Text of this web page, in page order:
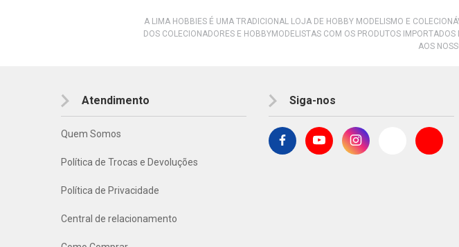
A LIMA HOBBIES É UMA TRADICIONAL LOJA DE HOBBY MODELISMO E
DOS COLECIONADORES E HOBBYMODELISTAS COM OS PRODUTOS
AOS
Atendimento
Quem Somos
Política de Trocas e Devoluções
Política de Privacidade
Central de relacionamento
Siga-nos